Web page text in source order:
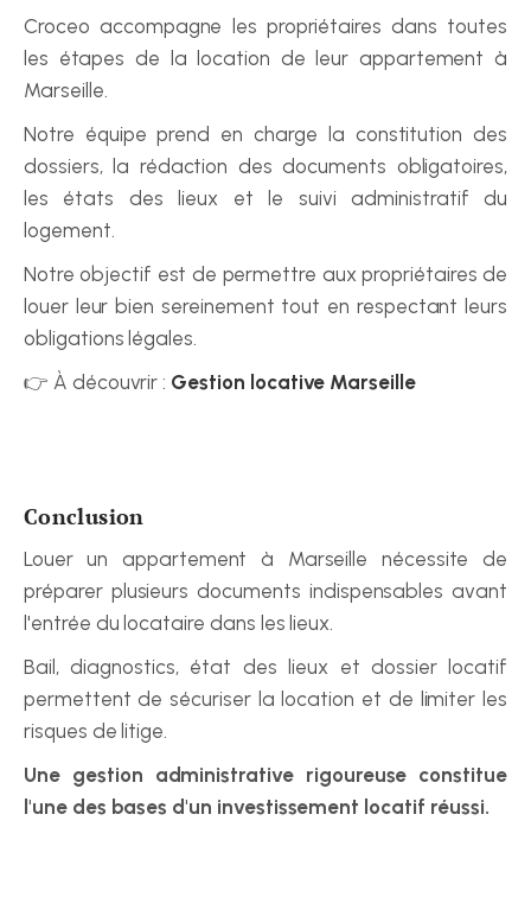
Croceo accompagne les propriétaires dans toutes
les étapes de la location de leur appartement à
Marseille.
Notre équipe prend en charge la constitution des
dossiers, la rédaction des documents obligatoires,
les états des lieux et le suivi administratif du
logement.
Notre objectif est de permettre aux propriétaires de
louer leur bien sereinement tout en respectant leurs
obligations légales.
👉 À découvrir : Gestion locative Marseille
Conclusion
Louer un appartement à Marseille nécessite de
préparer plusieurs documents indispensables avant
l'entrée du locataire dans les lieux.
Bail, diagnostics, état des lieux et dossier locatif
permettent de sécuriser la location et de limiter les
risques de litige.
Une gestion administrative rigoureuse constitue
l'une des bases d'un investissement locatif réussi.